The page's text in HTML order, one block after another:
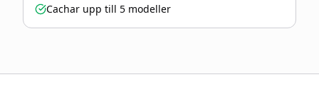
Cachar upp till 5 modeller